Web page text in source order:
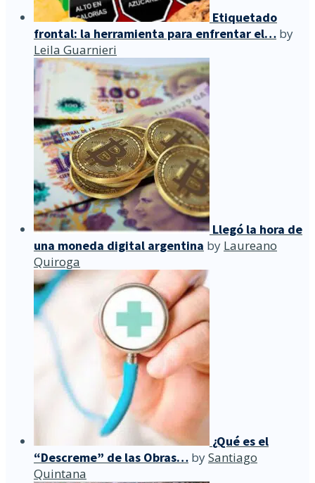
Etiquetado
frontal: la herramienta para enfrentar el… by
Leila Guarnieri
Llegó la hora de
una moneda digital argentina by Laureano
Quiroga
¿Qué es el
“Descreme” de las Obras… bySantiago
Quintana